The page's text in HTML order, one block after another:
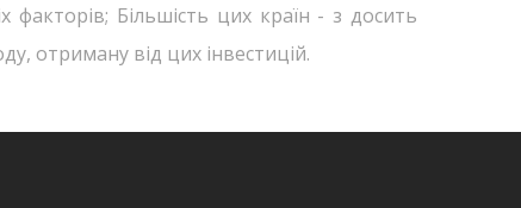
факторів; Більшість цих країн - з досить
отриману від цих інвестицій.